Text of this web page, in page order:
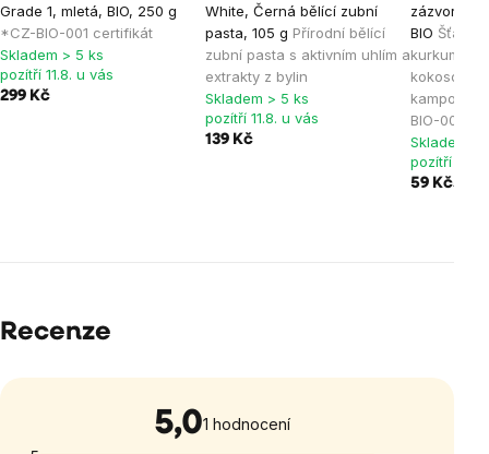
Grade 1, mletá, BIO, 250 g
*CZ-BIO-001 certifikát
Skladem > 5 ks
pozítří 11.8. u vás
299 Kč
White, Černá bělící zubní
pasta, 105 g Přírodní bělící
zubní pasta s aktivním uhlím a
extrakty z bylin
Skladem > 5 ks
pozítří 11.8. u vás
139 Kč
zázvorová
BIO Šťáva
kurkumou,
BIO-001
Skladem >
pozítří 11.8.
59 Kč69
Recenze
5,0Průměrné
1 hodnocení